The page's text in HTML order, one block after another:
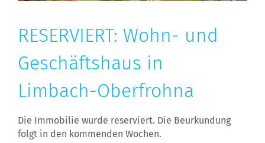
RESERVIERT: Wohn- und
Geschäftshaus in
Limbach-Oberfrohna
Die Immobilie wurde reserviert. Die Beurkundung
folgt in den kommenden Wochen.